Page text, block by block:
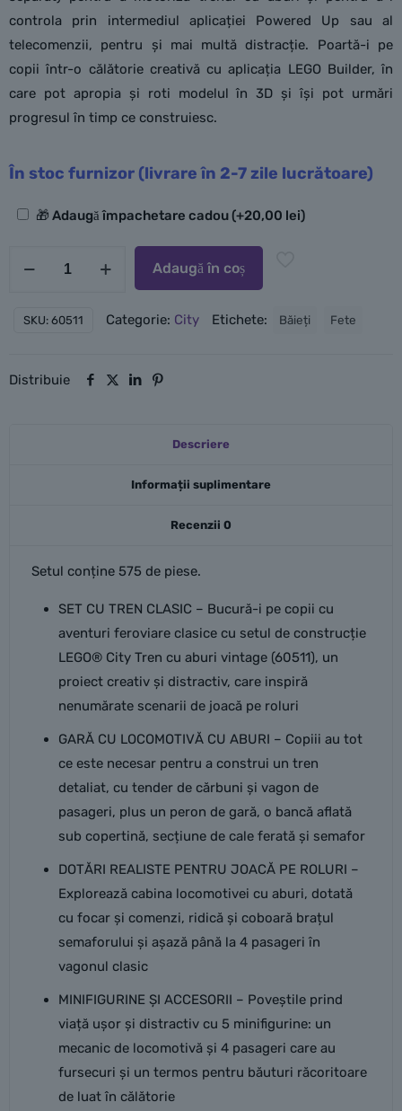
controla prin intermediul aplicației Powered Up sau al
telecomenzii, pentru și mai multă distracție. Poartă-i pe
copii într-o călătorie creativă cu aplicația LEGO Builder, în
care pot apropia și roti modelul în 3D și își pot urmări
progresul în timp ce construiesc.
În stoc furnizor (livrare în 2-7 zile lucrătoare)
Opțiuni🎁 Adaugă împachetare cadou(+20,00 lei)
vintage
Adaugă în coș
SKU: 60511 Categorie: City Etichete: Băieți Fete
Distribuie
Descriere
Informații suplimentare
Recenzii 0
Setul conține 575 de piese.
SET CU TREN CLASIC – Bucură-i pe copii cu
aventuri feroviare clasice cu setul de construcție
LEGO® City Tren cu aburi vintage (60511), un
proiect creativ și distractiv, care inspiră
nenumărate scenarii de joacă pe roluri
GARĂ CU LOCOMOTIVĂ CU ABURI – Copiii au tot
ce este necesar pentru a construi un tren
detaliat, cu tender de cărbuni și vagon de
pasageri, plus un peron de gară, o bancă aflată
sub copertină, secțiune de cale ferată și semafor
DOTĂRI REALISTE PENTRU JOACĂ PE ROLURI –
Explorează cabina locomotivei cu aburi, dotată
cu focar și comenzi, ridică și coboară brațul
semaforului și așază până la 4 pasageri în
vagonul clasic
MINIFIGURINE ȘI ACCESORII – Poveștile prind
viață ușor și distractiv cu 5 minifigurine: un
mecanic de locomotivă și 4 pasageri care au
fursecuri și un termos pentru băuturi răcoritoare
de luat în călătorie